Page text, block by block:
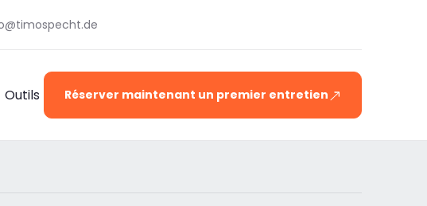
Outils Réserver maintenant un premier entretien